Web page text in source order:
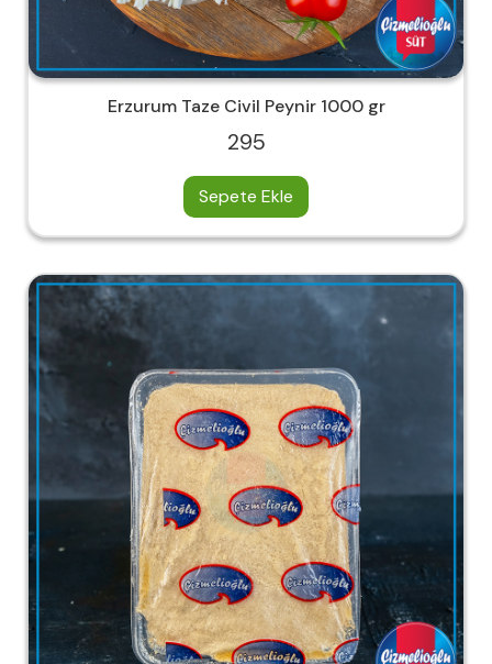
Erzurum Taze Civil Peynir 1000 gr
295
Sepete Ekle